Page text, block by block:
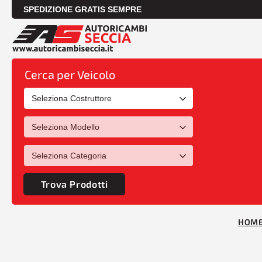
SPEDIZIONE GRATIS SEMPRE
Cerca per Veicolo
Trova Prodotti